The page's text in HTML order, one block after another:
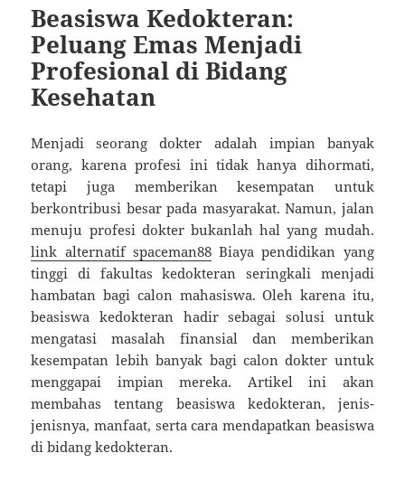
Beasiswa Kedokteran:
Peluang Emas Menjadi
Profesional di Bidang
Kesehatan
Menjadi seorang dokter adalah impian banyak
orang, karena profesi ini tidak hanya dihormati,
tetapi juga memberikan kesempatan untuk
berkontribusi besar pada masyarakat. Namun, jalan
menuju profesi dokter bukanlah hal yang mudah.
link alternatif spaceman88Biaya pendidikan yang
tinggi di fakultas kedokteran seringkali menjadi
hambatan bagi calon mahasiswa. Oleh karena itu,
beasiswa kedokteran hadir sebagai solusi untuk
mengatasi masalah finansial dan memberikan
kesempatan lebih banyak bagi calon dokter untuk
menggapai impian mereka. Artikel ini akan
membahas tentang beasiswa kedokteran, jenis-
jenisnya, manfaat, serta cara mendapatkan beasiswa
di bidang kedokteran.